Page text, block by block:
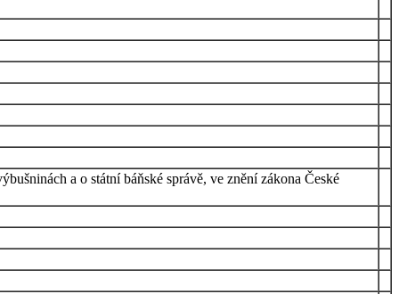
a o státní báňské správě, ve znění zákona České